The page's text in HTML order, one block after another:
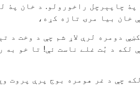
چاپېرچل راخورولو. د خان پۀ
خان بيا مرۍ تازه کړه،
دومره لرې لاړ شم چې د وخت د
لکه د بُت غلے ناست ئې! تا خو
چې د غر هومره بوج پرې پروت